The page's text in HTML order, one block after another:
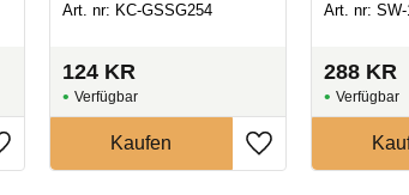
Art. nr: KC-GSSG254
124 KR
Art. nr: SW-
288 KR